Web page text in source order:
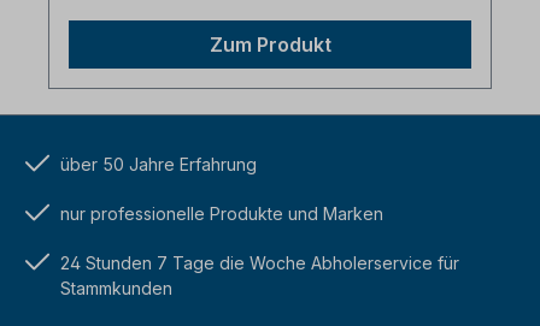
Zum Produkt
über 50 Jahre Erfahrung
nur professionelle Produkte und Marken
24 Stunden 7 Tage die Woche Abholerservice für
Stammkunden